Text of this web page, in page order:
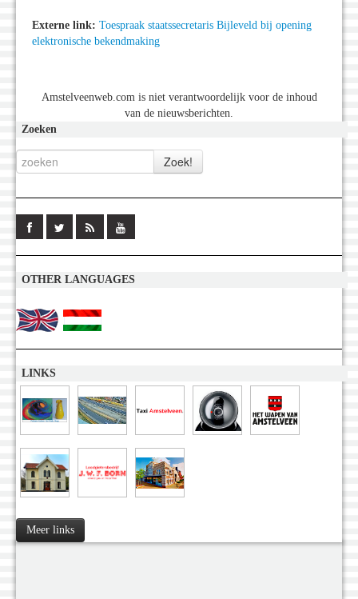
Externe link: Toespraak staatssecretaris Bijleveld bij opening
elektronische bekendmaking
Amstelveenweb.com is niet verantwoordelijk voor de inhoud
van de nieuwsberichten.
Zoeken
OTHER LANGUAGES
LINKS
Meer links